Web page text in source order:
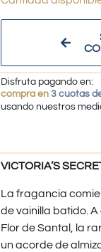
Disfruta pagando en:
compra en 3 cuotas
usando nuestros
VICTORIA’S
La fragancia
de vainilla batido.
Flor de Santal, la
un acorde de